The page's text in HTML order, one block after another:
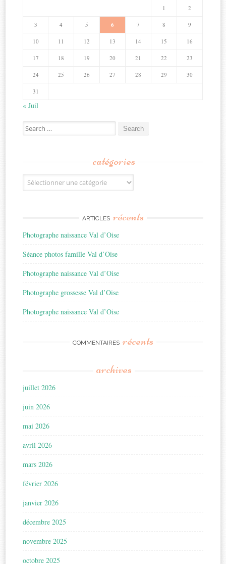
1 2
3 4 5 6 7 8 9
10 11 12 13 14 15 16
17 18 19 20 21 22 23
24 25 26 27 28 29 30
31
« Juil
Search
for:
catégories
Catégories
ARTICLES récents
Photographe naissance Val d’Oise
Séance photos famille Val d’Oise
Photographe naissance Val d’Oise
Photographe grossesse Val d’Oise
Photographe naissance Val d’Oise
COMMENTAIRES récents
archives
juillet 2026
juin 2026
mai 2026
avril 2026
mars 2026
février 2026
janvier 2026
décembre 2025
novembre 2025
octobre 2025